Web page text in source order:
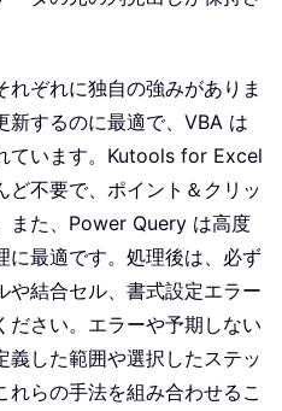
れぞれに独自の強みがありま
新するのに最適で、VBA は
ています。Kutools for Excel
ど不要で、ポイント＆クリッ
また、Power Query は高度
に最適です。処理後は、必ず
や結合セル、書式設定エラー
ださい。エラーや予期しない
した範囲や選択したステッ
らの手法を組み合わせるこ